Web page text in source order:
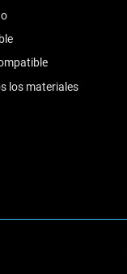
los materiales